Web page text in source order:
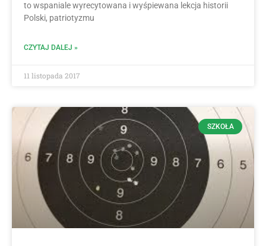
to wspaniale wyrecytowana i wyśpiewana lekcja historii
Polski, patriotyzmu
CZYTAJ DALEJ »
11 listopada 2017
SZKOŁA